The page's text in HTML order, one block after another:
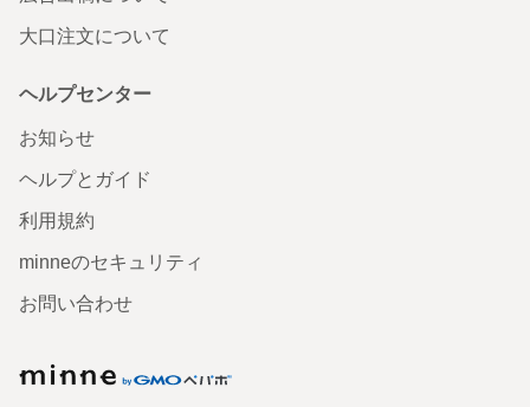
大口注文について
ヘルプセンター
お知らせ
ヘルプとガイド
利用規約
minneのセキュリティ
お問い合わせ